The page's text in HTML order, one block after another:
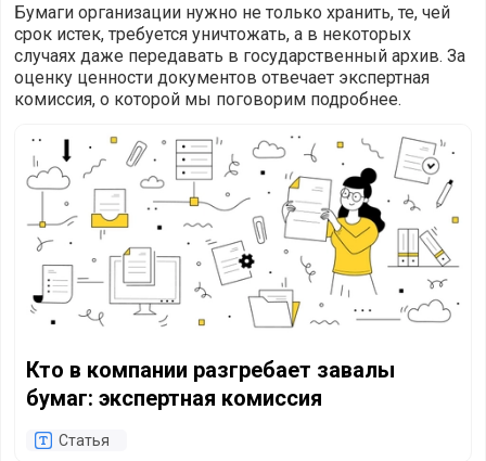
Бумаги организации нужно не только хранить, те, чей
срок истек, требуется уничтожать, а в некоторых
случаях даже передавать в государственный архив. За
оценку ценности документов отвечает экспертная
комиссия, о которой мы поговорим подробнее.
Кто в компании разгребает завалы бумаг: экспертная
Кто в компании разгребает завалы
бумаг: экспертная комиссия
Статья